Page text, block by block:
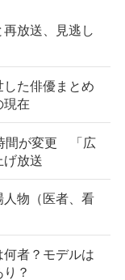
放送、見逃し
した俳優まとめ
現在
間が変更 「広
げ放送
物（医者、看
何者？モデルは
？